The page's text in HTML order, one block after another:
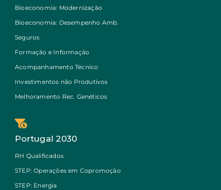
Bioeconomia: Modernização
Bioeconomia: Desempenho Amb.
Seguros
Formação e Informação
Acompanhamento Técnico
Investimentos não Produtivos
Melhoramento Rec. Genéticos
Portugal 2030
RH Qualificados
STEP: Operações em Copromoção
STEP: Energia